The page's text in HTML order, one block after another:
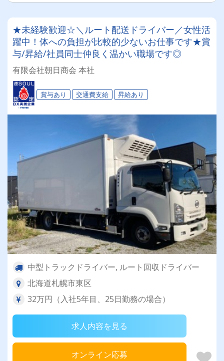
★未経験歓迎☆＼ルート配送ドライバー／女性活
躍中！体への負担が比較的少ないお仕事です★賞
与/昇給/社員同士仲良く温かい職場です◎
有限会社朝日商会 本社
賞与あり 交通費支給 昇給あり
中型トラックドライバー, ルート回収ドライバー
北海道札幌市東区
32万円（入社5年目、25日勤務の場合）
求人内容を見る
オンライン応募